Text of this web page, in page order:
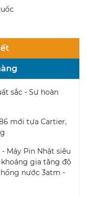
sắc - Sự hoàn
mới tựa Cartier,
Máy Pin Nhật siêu
khoáng gia tăng độ
nước 3atm -